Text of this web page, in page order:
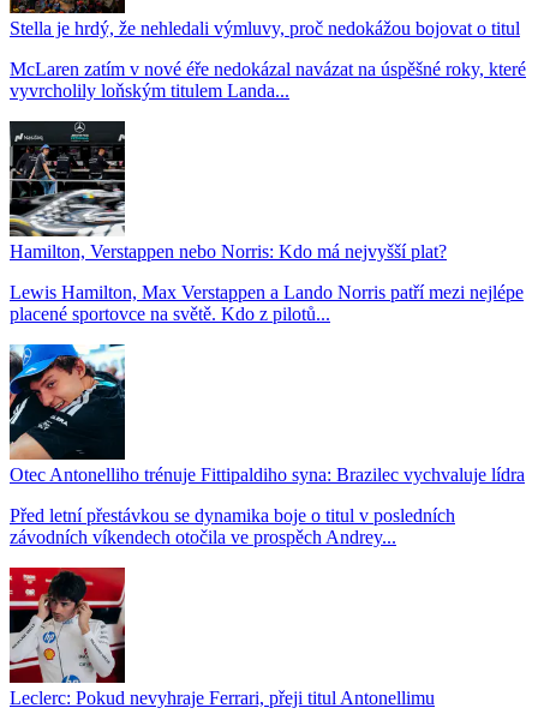
Stella je hrdý, že nehledali výmluvy, proč nedokážou bojovat o titul
McLaren zatím v nové éře nedokázal navázat na úspěšné roky, které
vyvrcholily loňským titulem Landa...
Hamilton, Verstappen nebo Norris: Kdo má nejvyšší plat?
Lewis Hamilton, Max Verstappen a Lando Norris patří mezi nejlépe
placené sportovce na světě. Kdo z pilotů...
Otec Antonelliho trénuje Fittipaldiho syna: Brazilec vychvaluje lídra
Před letní přestávkou se dynamika boje o titul v posledních
závodních víkendech otočila ve prospěch Andrey...
Leclerc: Pokud nevyhraje Ferrari, přeji titul Antonellimu